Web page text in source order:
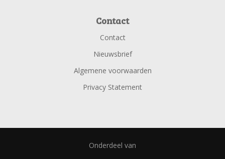
Contact
Contact
Nieuwsbrief
Algemene voorwaarden
Privacy Statement
Onderdeel van